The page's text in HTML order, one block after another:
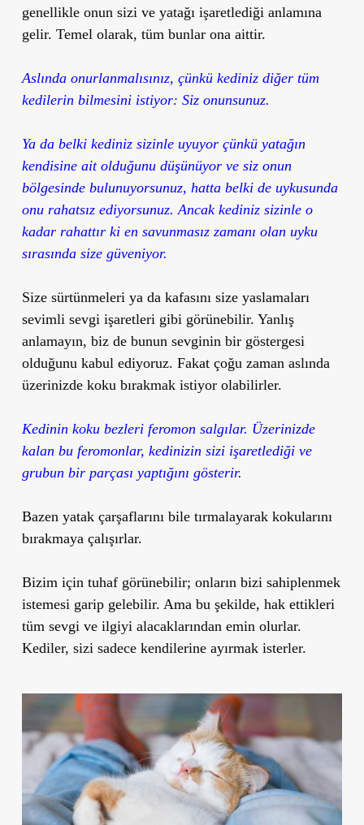
genellikle onun sizi ve yatağı işaretlediği anlamına
gelir. Temel olarak, tüm bunlar ona aittir.
Aslında onurlanmalısınız, çünkü kediniz diğer tüm
kedilerin bilmesini istiyor: Siz onunsunuz.
Ya da belki kediniz sizinle uyuyor çünkü yatağın
kendisine ait olduğunu düşünüyor ve siz onun
bölgesinde bulunuyorsunuz, hatta belki de uykusunda
onu rahatsız ediyorsunuz. Ancak kediniz sizinle o
kadar rahattır ki en savunmasız zamanı olan uyku
sırasında size güveniyor.
Size sürtünmeleri ya da kafasını size yaslamaları
sevimli sevgi işaretleri gibi görünebilir. Yanlış
anlamayın, biz de bunun sevginin bir göstergesi
olduğunu kabul ediyoruz. Fakat çoğu zaman aslında
üzerinizde koku bırakmak istiyor olabilirler.
Kedinin koku bezleri feromon salgılar. Üzerinizde
kalan bu feromonlar, kedinizin sizi işaretlediği ve
grubun bir parçası yaptığını gösterir.
Bazen yatak çarşaflarını bile tırmalayarak kokularını
bırakmaya çalışırlar.
Bizim için tuhaf görünebilir; onların bizi sahiplenmek
istemesi garip gelebilir. Ama bu şekilde, hak ettikleri
tüm sevgi ve ilgiyi alacaklarından emin olurlar.
Kediler, sizi sadece kendilerine ayırmak isterler.